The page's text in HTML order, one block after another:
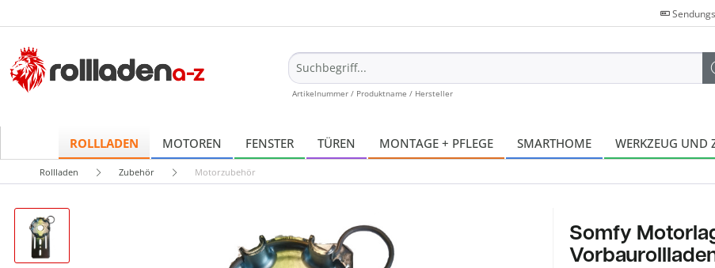
Artikelnummer / Produktname / Hersteller
ROLLLADEN MOTOREN FENSTER TÜREN MONTAGE + PFLEGE SMARTHOME WERKZEUG UND
Rollladen Zubehör Motorzubehör
Somfy